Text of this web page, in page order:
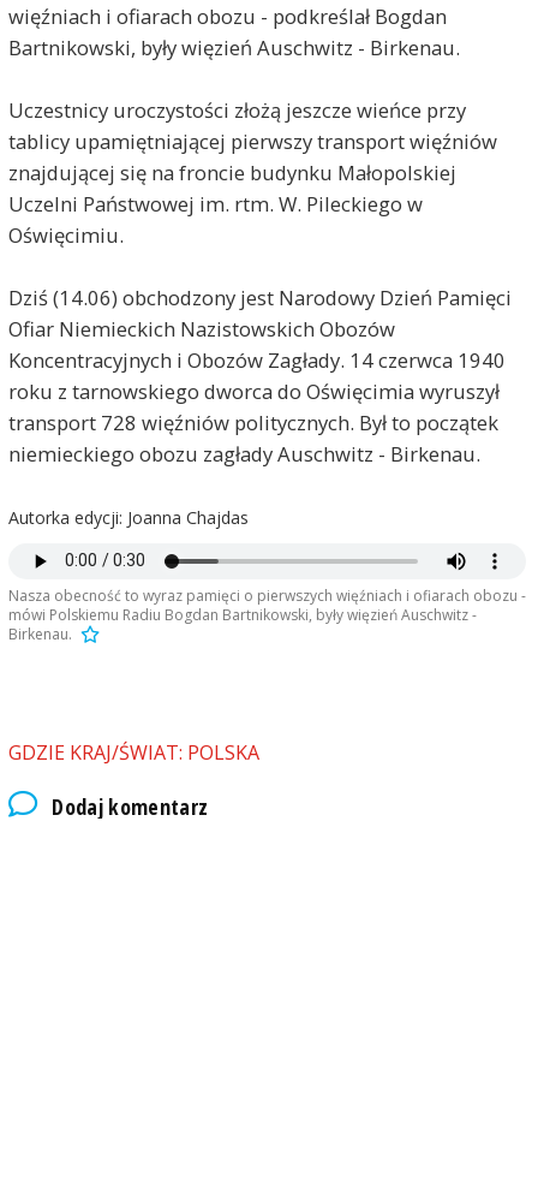
więźniach i ofiarach obozu - podkreślał Bogdan
Bartnikowski, były więzień Auschwitz - Birkenau.
Uczestnicy uroczystości złożą jeszcze wieńce przy
tablicy upamiętniającej pierwszy transport więźniów
znajdującej się na froncie budynku Małopolskiej
Uczelni Państwowej im. rtm. W. Pileckiego w
Oświęcimiu.
Dziś (14.06) obchodzony jest Narodowy Dzień Pamięci
Ofiar Niemieckich Nazistowskich Obozów
Koncentracyjnych i Obozów Zagłady. 14 czerwca 1940
roku z tarnowskiego dworca do Oświęcimia wyruszył
transport 728 więźniów politycznych. Był to początek
niemieckiego obozu zagłady Auschwitz - Birkenau.
Autorka edycji: Joanna Chajdas
Nasza obecność to wyraz pamięci o pierwszych więźniach i ofiarach obozu -
mówi Polskiemu Radiu Bogdan Bartnikowski, były więzień Auschwitz -
Birkenau.
GDZIE KRAJ/ŚWIAT: POLSKA
Dodaj komentarz